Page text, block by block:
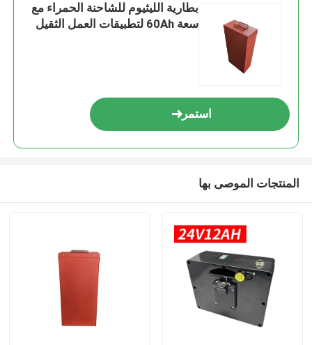
بطارية الليثيوم للشاحنة الحمراء مع
سعة 60Ah لتطبيقات العمل الثقيل
استمر
المنتجات الموصى بها